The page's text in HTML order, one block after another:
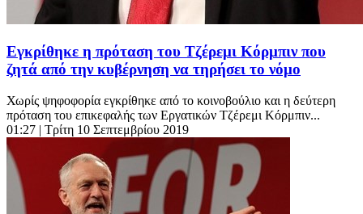
Εγκρίθηκε η πρόταση του Τζέρεμι Κόρμπιν που
ζητά από την κυβέρνηση να τηρήσει το νόμο
Χωρίς ψηφοφορία εγκρίθηκε από το κοινοβούλιο και η δεύτερη
πρόταση του επικεφαλής των Εργατικών Τζέρεμι Κόρμπιν...
01:27 | Τρίτη 10 Σεπτεμβρίου 2019